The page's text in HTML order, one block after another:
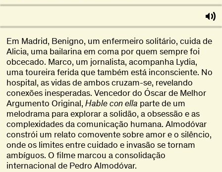
Em Madrid, Benigno, um enfermeiro solitário, cuida de
Alicia, uma bailarina em coma por quem sempre foi
obcecado. Marco, um jornalista, acompanha Lydia,
uma toureira ferida que também está inconsciente. No
hospital, as vidas de ambos cruzam-se, revelando
conexões inesperadas. Vencedor do Óscar de Melhor
Argumento Original,Hable con ella parte de um
melodrama para explorar a solidão, a obsessão e as
complexidades da comunicação humana. Almodóvar
constrói um relato comovente sobre amor e o silêncio,
onde os limites entre cuidado e invasão se tornam
ambíguos. O filme marcou a consolidação
internacional de Pedro Almodóvar.